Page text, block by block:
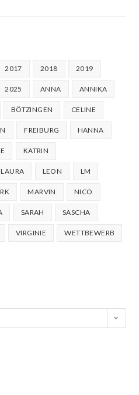
2017 2018 2019
2025 ANNA ANNIKA
BÖTZINGEN CELINE
FREIBURG HANNA
KATRIN
LAURA LEON LM
MARVIN NICO
SARAH SASCHA
VIRGINIE WETTBEWERB